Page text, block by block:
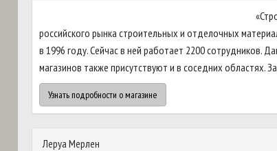
российского рынка строительных и отделочных
в 1996 году. Сейчас в ней работает 2200 сотрудников.
магазинов также присутствуют и в соседних областях.
Узнать подробности о магазине
Леруа Мерлен